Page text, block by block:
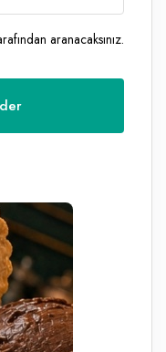
aranacaksınız.